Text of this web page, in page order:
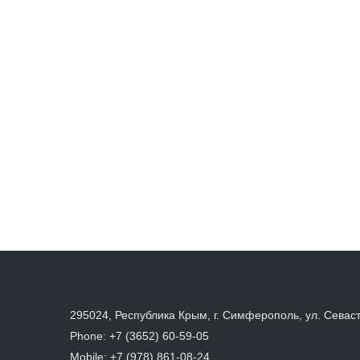
295024, Республика Крым, г. Симферополь, ул.
Phone: +7 (3652) 60-59-05
Mobile: +7 (978) 861-08-24